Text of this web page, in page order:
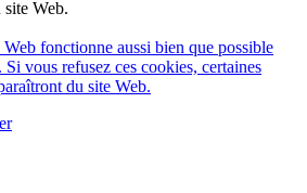
Web.
fonctionne aussi bien que possible
vous refusez ces cookies, certaines
du site Web.